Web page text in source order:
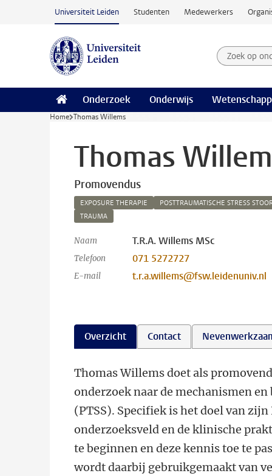
Ga naar hoofdinhoud
Universiteit Leiden Studenten Medewerkers
Zoek op
Zoekterm
Onderzoek Onderwijs
Home Thomas Willems
Thomas
Promovendus
EXPOSURE THERAPIE
POSTTRAUMATISCHE STRESS
TRAUMA
Naam T.R.A. Willems MSc
Telefoon 071 5272727
E-mail t.r.a.willems@fsw.leidenuniv.nl
Overzicht Contact
Thomas Willems doet als
onderzoek naar de mechanismen
(PTSS). Specifiek is het doel van
onderzoeksveld en de klinische
te beginnen en deze kennis toe te
wordt daarbij gebruikgemaakt van